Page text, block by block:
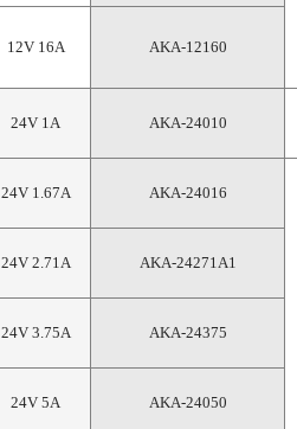
12V 16A AKA-12160
24V 1A AKA-24010
24V 1.67A AKA-24016
24V 2.71A AKA-24271A1
24V 3.75A AKA-24375
24V 5A AKA-24050